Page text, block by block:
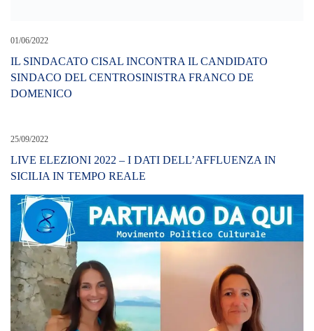
LIVE ELEZIONI 2022 – I DATI DELL’AFFLUENZA IN
13/05/2025
Angela Previte e Tindara Bombara nuove Responsabili per la II e
III Circoscrizione di “Partiamo da Qui”: il primo passo nei